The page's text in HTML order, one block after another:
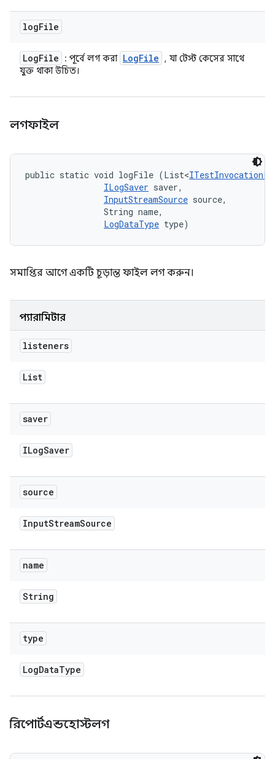
logFile
LogFile : পূর্বে লগ করা LogFile
, যা টেস্ট কেসের সাথে
যুক্ত থাকা উচিত।
লগফাইল
public static void logFile (List<
ILogSaver saver,
InputStreamSource source,
                String name,
LogDataType type)
সমাপ্তির আগে একটি চূড়ান্ত ফাইল লগ করুন।
প্যারামিটার
listeners
List
saver
ILogSaver
source
InputStreamSource
name
String
type
LogDataType
রিপোর্টএন্ডহোস্টলগ